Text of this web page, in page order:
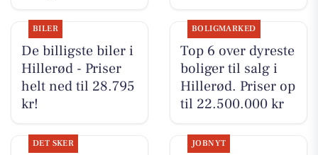
BILER
De billigste biler i
Hillerød - Priser
helt ned til 28.795
kr!
BOLIGMARKED
Top 6 over dyreste
boliger til salg i
Hillerød. Priser op
til 22.500.000 kr
DET SKER JOBNYT